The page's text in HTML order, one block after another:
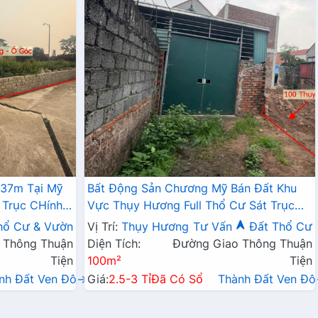
Tại Mỹ
CHính
Cư & Vườn
Thuận
Tiện
Đất Ven Đô→
Bất Động Sản Chương Mỹ Bán Đất Khu
Vực Thụy Hương Full Thổ Cư Sát Trục
Chính Kinh Doanh Liên Xã
Vị Trí: Thụy Hương Tư Vấn
Đất Thổ Cư
Diện Tích:
100m²
Đường Giao Thông Thuận
Tiện
Giá:2.5-3 TỉĐã Có Sổ Thành Đất Ven